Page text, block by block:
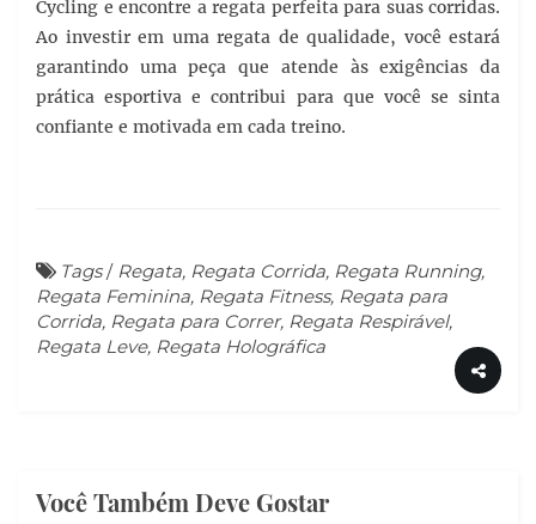
Cycling e encontre a regata perfeita para suas corridas.
Ao investir em uma regata de qualidade, você estará
garantindo uma peça que atende às exigências da
prática esportiva e contribui para que você se sinta
confiante e motivada em cada treino.
Tags/ Regata, Regata Corrida, Regata Running,
Regata Feminina, Regata Fitness, Regata para
Corrida, Regata para Correr, Regata Respirável,
Regata Leve, Regata Holográfica
Você Também Deve Gostar